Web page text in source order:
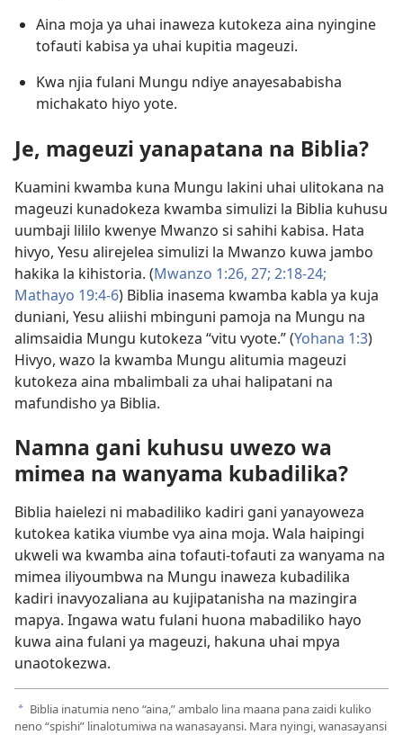
Aina moja ya uhai inaweza kutokeza aina nyingine
tofauti kabisa ya uhai kupitia mageuzi.
Kwa njia fulani Mungu ndiye anayesababisha
michakato hiyo yote.
Je, mageuzi yanapatana na Biblia?
Kuamini kwamba kuna Mungu lakini uhai ulitokana na
mageuzi kunadokeza kwamba simulizi la Biblia kuhusu
uumbaji lililo kwenye Mwanzo si sahihi kabisa. Hata
hivyo, Yesu alirejelea simulizi la Mwanzo kuwa jambo
hakika la kihistoria. (Mwanzo 1:26, 27; 2:18-24;
Mathayo 19:4-6) Biblia inasema kwamba kabla ya kuja
duniani, Yesu aliishi mbinguni pamoja na Mungu na
alimsaidia Mungu kutokeza “vitu vyote.” (Yohana 1:3)
Hivyo, wazo la kwamba Mungu alitumia mageuzi
kutokeza aina mbalimbali za uhai halipatani na
mafundisho ya Biblia.
Namna gani kuhusu uwezo wa
mimea na wanyama kubadilika?
Biblia haielezi ni mabadiliko kadiri gani yanayoweza
kutokea katika viumbe vya aina moja. Wala haipingi
ukweli wa kwamba aina tofauti-tofauti za wanyama na
mimea iliyoumbwa na Mungu inaweza kubadilika
kadiri inavyozaliana au kujipatanisha na mazingira
mapya. Ingawa watu fulani huona mabadiliko hayo
kuwa aina fulani ya mageuzi, hakuna uhai mpya
unaotokezwa.
a Biblia inatumia neno “aina,” ambalo lina maana pana zaidi kuliko
neno “spishi” linalotumiwa na wanasayansi. Mara nyingi, wanasayansi